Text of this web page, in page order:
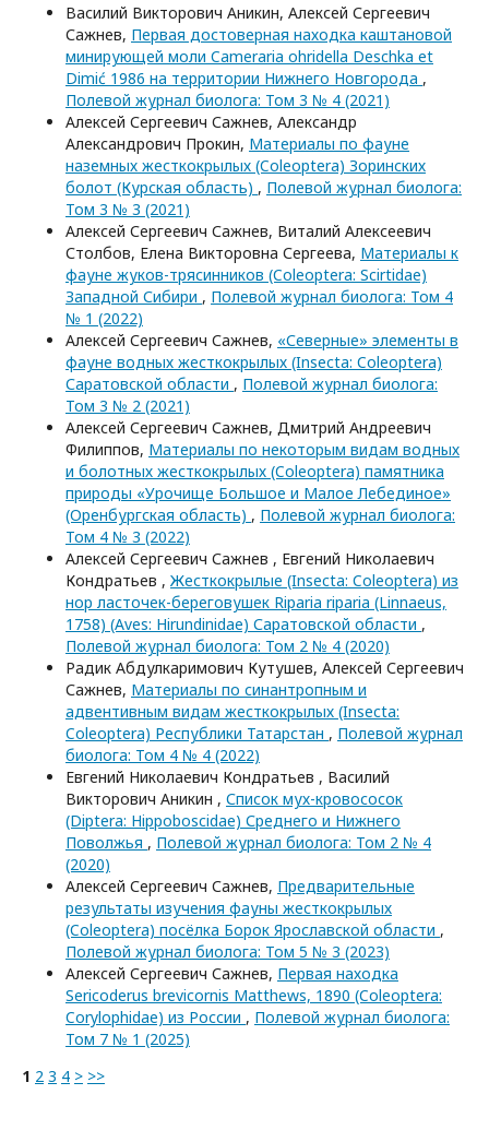
Василий Викторович Аникин, Алексей Сергеевич
Сажнев, Первая достоверная находка каштановой
минирующей моли Cameraria ohridella Deschka et
Dimić 1986 на территории Нижнего Новгорода ,
Полевой журнал биолога: Том 3 № 4 (2021)
Алексей Сергеевич Сажнев, Александр
Александрович Прокин, Материалы по фауне
наземных жесткокрылых (Coleoptera) Зоринских
болот (Курская область) , Полевой журнал биолога:
Том 3 № 3 (2021)
Алексей Сергеевич Сажнев, Виталий Алексеевич
Столбов, Елена Викторовна Сергеева, Материалы к
фауне жуков-трясинников (Coleoptera: Scirtidae)
Западной Сибири , Полевой журнал биолога: Том 4
№ 1 (2022)
Алексей Сергеевич Сажнев, «Северные» элементы в
фауне водных жесткокрылых (Insecta: Coleoptera)
Саратовской области , Полевой журнал биолога:
Том 3 № 2 (2021)
Алексей Сергеевич Сажнев, Дмитрий Андреевич
Филиппов, Материалы по некоторым видам водных
и болотных жесткокрылых (Coleoptera) памятника
природы «Урочище Большое и Малое Лебединое»
(Оренбургская область) , Полевой журнал биолога:
Том 4 № 3 (2022)
Алексей Сергеевич Сажнев , Евгений Николаевич
Кондратьев , Жесткокрылые (Insecta: Coleoptera) из
нор ласточек-береговушек Riparia riparia (Linnaeus,
1758) (Aves: Hirundinidae) Саратовской области ,
Полевой журнал биолога: Том 2 № 4 (2020)
Радик Абдулкаримович Кутушев, Алексей Сергеевич
Сажнев, Материалы по синантропным и
адвентивным видам жесткокрылых (Insecta:
Coleoptera) Республики Татарстан , Полевой журнал
биолога: Том 4 № 4 (2022)
Евгений Николаевич Кондратьев , Василий
Викторович Аникин , Список мух-кровососок
(Diptera: Hippoboscidae) Среднего и Нижнего
Поволжья , Полевой журнал биолога: Том 2 № 4
(2020)
Алексей Сергеевич Сажнев, Предварительные
результаты изучения фауны жесткокрылых
(Coleoptera) посёлка Борок Ярославской области ,
Полевой журнал биолога: Том 5 № 3 (2023)
Алексей Сергеевич Сажнев, Первая находка
Sericoderus brevicornis Matthews, 1890 (Coleoptera:
Corylophidae) из России , Полевой журнал биолога:
Том 7 № 1 (2025)
1 2 3 4 > >>